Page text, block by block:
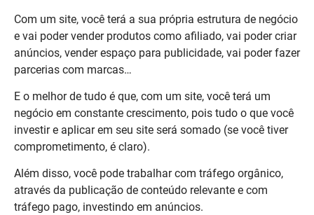
Com um site, você terá a sua própria estrutura de negócio
e vai poder vender produtos como afiliado, vai poder criar
anúncios, vender espaço para publicidade, vai poder fazer
parcerias com marcas…
E o melhor de tudo é que, com um site, você terá um
negócio em constante crescimento, pois tudo o que você
investir e aplicar em seu site será somado (se você tiver
comprometimento, é claro).
Além disso, você pode trabalhar com tráfego orgânico,
através da publicação de conteúdo relevante e com
tráfego pago, investindo em anúncios.